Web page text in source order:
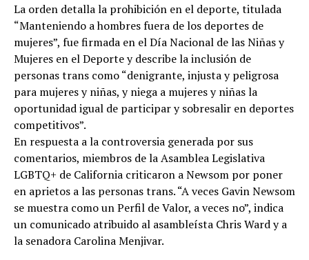
La orden detalla la prohibición en el deporte, titulada
“Manteniendo a hombres fuera de los deportes de
mujeres”, fue firmada en el Día Nacional de las Niñas y
Mujeres en el Deporte y describe la inclusión de
personas trans como “denigrante, injusta y peligrosa
para mujeres y niñas, y niega a mujeres y niñas la
oportunidad igual de participar y sobresalir en deportes
competitivos”.
En respuesta a la controversia generada por sus
comentarios, miembros de la Asamblea Legislativa
LGBTQ+ de California criticaron a Newsom por poner
en aprietos a las personas trans. “A veces Gavin Newsom
se muestra como un Perfil de Valor, a veces no”, indica
un comunicado atribuido al asambleísta Chris Ward y a
la senadora Carolina Menjivar.